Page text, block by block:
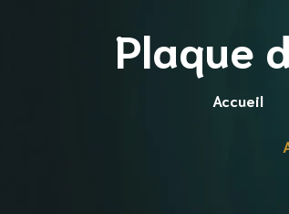
Accueil
Plaque